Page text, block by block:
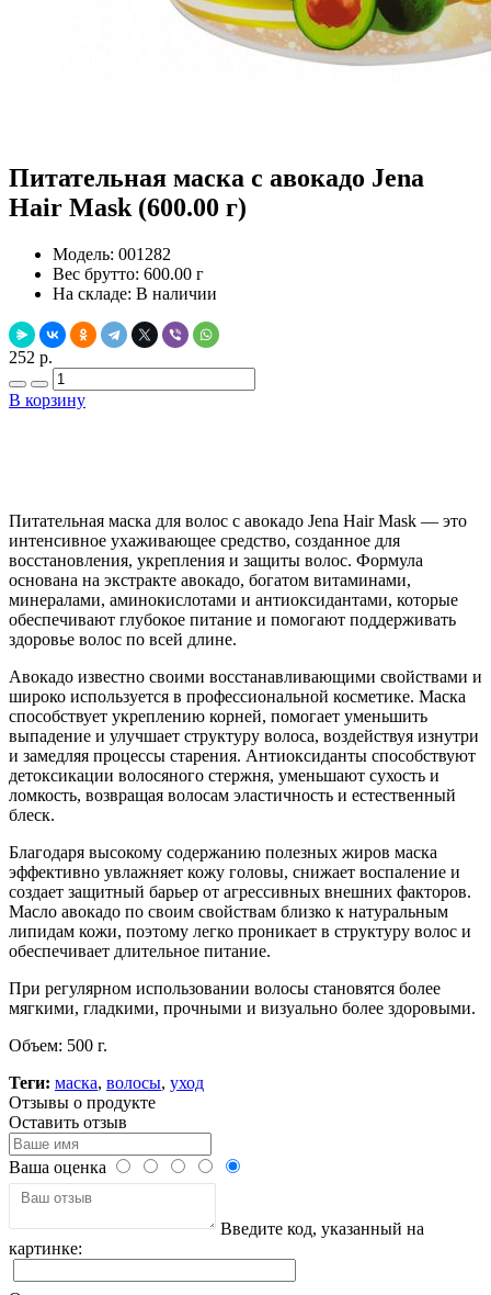
Питательная маска с авокадо Jena
Hair Mask (600.00 г)
Модель: 001282
Вес брутто: 600.00 г
На складе: В наличии
252 р.
В корзину
Питательная маска для волос с авокадо Jena Hair Mask — это
интенсивное ухаживающее средство, созданное для
восстановления, укрепления и защиты волос. Формула
основана на экстракте авокадо, богатом витаминами,
минералами, аминокислотами и антиоксидантами, которые
обеспечивают глубокое питание и помогают поддерживать
здоровье волос по всей длине.
Авокадо известно своими восстанавливающими свойствами и
широко используется в профессиональной косметике. Маска
способствует укреплению корней, помогает уменьшить
выпадение и улучшает структуру волоса, воздействуя изнутри
и замедляя процессы старения. Антиоксиданты способствуют
детоксикации волосяного стержня, уменьшают сухость и
ломкость, возвращая волосам эластичность и естественный
блеск.
Благодаря высокому содержанию полезных жиров маска
эффективно увлажняет кожу головы, снижает воспаление и
создает защитный барьер от агрессивных внешних факторов.
Масло авокадо по своим свойствам близко к натуральным
липидам кожи, поэтому легко проникает в структуру волос и
обеспечивает длительное питание.
При регулярном использовании волосы становятся более
мягкими, гладкими, прочными и визуально более здоровыми.
Объем: 500 г.
Теги: маска, волосы, уход
Отзывы о продукте
Оставить отзыв
Ваша оценка
Введите код, указанный на
картинке: